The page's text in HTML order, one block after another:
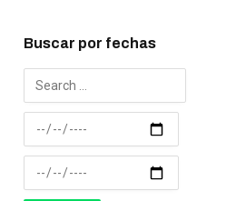
Buscar por fechas